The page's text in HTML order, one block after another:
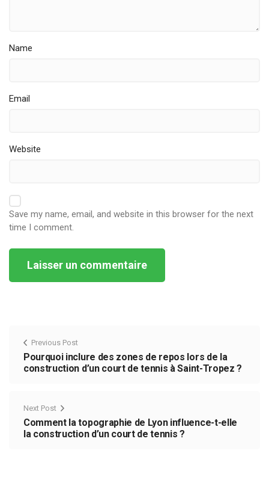
Name
Email
Website
Save my name, email, and website in this browser for the next
time I comment.
Previous Post
Pourquoi inclure des zones de repos lors de la
construction d’un court de tennis à Saint-Tropez ?
Next Post
Comment la topographie de Lyon influence-t-elle
la construction d’un court de tennis ?